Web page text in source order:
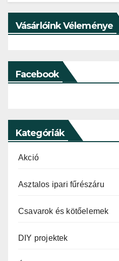
Vásárlóink Véleménye
Facebook
Kategóriák
Akció
Asztalos ipari fűrészáru
Csavarok és kötőelemek
DIY projektek